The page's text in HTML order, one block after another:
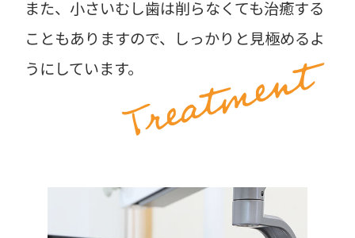
また、小さいむし歯は削らなくても治癒する
こともありますので、しっかりと見極めるよ
うにしています。Treatment